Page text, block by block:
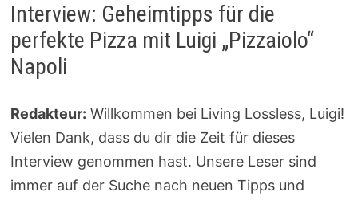
Interview: Geheimtipps für die
perfekte Pizza mit Luigi „Pizzaiolo“
Napoli
Redakteur: Willkommen bei Living Lossless, Luigi!
Vielen Dank, dass du dir die Zeit für dieses
Interview genommen hast. Unsere Leser sind
immer auf der Suche nach neuen Tipps und